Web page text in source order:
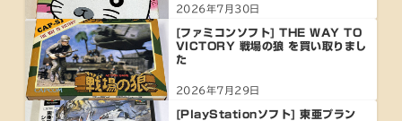
2026年7月30日
[ファミコンソフト] THE WAY TO
VICTORY 戦場の狼 を買い取りまし
た
2026年7月29日
[PlayStationソフト] 東亜プラン